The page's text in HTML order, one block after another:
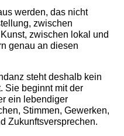
werden, das nicht
zwischen
zwischen lokal und
genau an diesen
steht deshalb kein
Sie beginnt mit der
ein lebendiger
Stimmen, Gewerken,
Zukunftsversprechen.